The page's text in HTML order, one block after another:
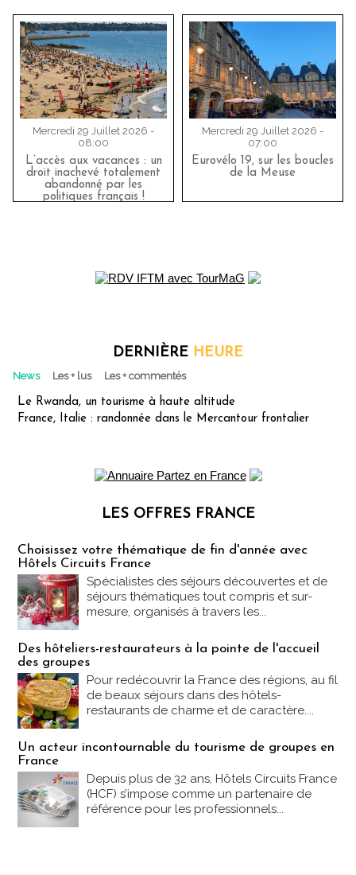
Mercredi 29 Juillet 2026 -
08:00
L’accès aux vacances : un
droit inachevé totalement
abandonné par les
politiques français !
Mercredi 29 Juillet 2026 -
07:00
Eurovélo 19, sur les boucles
de la Meuse
DERNIÈRE HEURE
News Les + lus Les + commentés
Le Rwanda, un tourisme à haute altitude
France, Italie : randonnée dans le Mercantour frontalier
LES OFFRES FRANCE
Choisissez votre thématique de fin d'année avec
Hôtels Circuits France
Spécialistes des séjours découvertes et de
séjours thématiques tout compris et sur-
mesure, organisés à travers les...
Des hôteliers-restaurateurs à la pointe de l'accueil
des groupes
Pour redécouvrir la France des régions, au fil
de beaux séjours dans des hôtels-
restaurants de charme et de caractère....
Un acteur incontournable du tourisme de groupes en
France
Depuis plus de 32 ans, Hôtels Circuits France
(HCF) s’impose comme un partenaire de
référence pour les professionnels...